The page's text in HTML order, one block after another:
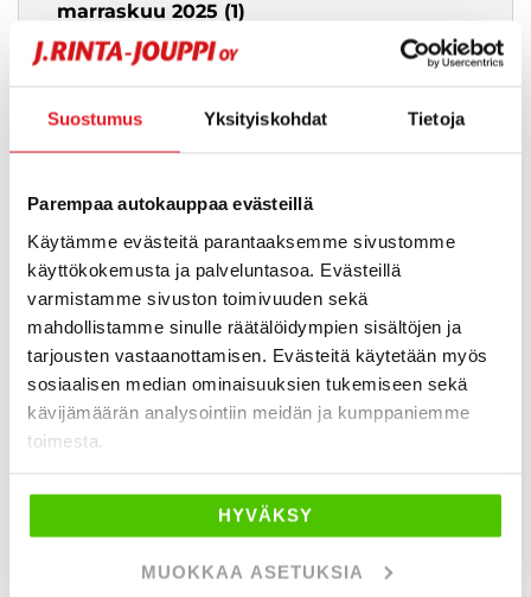
Suostumus Yksityiskohdat Tietoja
Parempaa autokauppaa evästeillä
Käytämme evästeitä parantaaksemme sivustomme
käyttökokemusta ja palveluntasoa. Evästeillä
varmistamme sivuston toimivuuden sekä
mahdollistamme sinulle räätälöidympien sisältöjen ja
tarjousten vastaanottamisen. Evästeitä käytetään myös
sosiaalisen median ominaisuuksien tukemiseen sekä
kävijämäärän analysointiin meidän ja kumppaniemme
toimesta.
HYVÄKSY
MUOKKAA ASETUKSIA
marraskuu 2025 (1)
joulukuu 2025 (1)
helmikuu 2024 (1)
toukokuu 2024 (1)
kesäkuu 2024 (1)
heinäkuu 2024 (1)
elokuu 2024 (1)
marraskuu 2024 (2)
helmikuu 2023 (1)
maaliskuu 2023 (1)
marraskuu 2023 (1)
joulukuu 2023 (1)